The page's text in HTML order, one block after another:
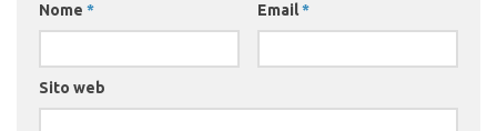
Nome * Email*
Sito web